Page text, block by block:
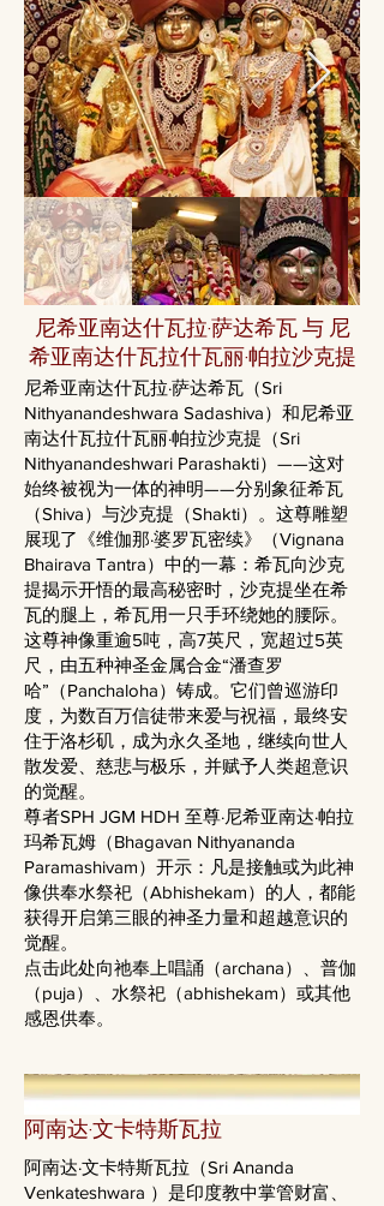
尼希亚南达什瓦拉·萨达希瓦 与 尼
希亚南达什瓦拉什瓦丽·帕拉沙克提
尼希亚南达什瓦拉·萨达希瓦（Sri
Nithyanandeshwara Sadashiva）和尼希亚
南达什瓦拉什瓦丽·帕拉沙克提（Sri
Nithyanandeshwari Parashakti）——这对
始终被视为一体的神明——分别象征希瓦
（Shiva）与沙克提（Shakti）。这尊雕塑
展现了《维伽那·婆罗瓦密续》（Vignana
Bhairava Tantra）中的一幕：希瓦向沙克
提揭示开悟的最高秘密时，沙克提坐在希
瓦的腿上，希瓦用一只手环绕她的腰际。
这尊神像重逾5吨，高7英尺，宽超过5英
尺，由五种神圣金属合金“潘查罗
哈”（Panchaloha）铸成。它们曾巡游印
度，为数百万信徒带来爱与祝福，最终安
住于洛杉矶，成为永久圣地，继续向世人
散发爱、慈悲与极乐，并赋予人类超意识
的觉醒。
尊者SPH JGM HDH 至尊·尼希亚南达·帕拉
玛希瓦姆（Bhagavan Nithyananda
Paramashivam）开示：凡是接触或为此神
像供奉水祭祀（Abhishekam）的人，都能
获得开启第三眼的神圣力量和超越意识的
觉醒。
点击此处向祂奉上唱誦（archana）、普伽
（puja）、水祭祀（abhishekam）或其他
感恩供奉。
阿南达·文卡特斯瓦拉
阿南达·文卡特斯瓦拉（Sri Ananda
Venkateshwara ）是印度教中掌管财富、